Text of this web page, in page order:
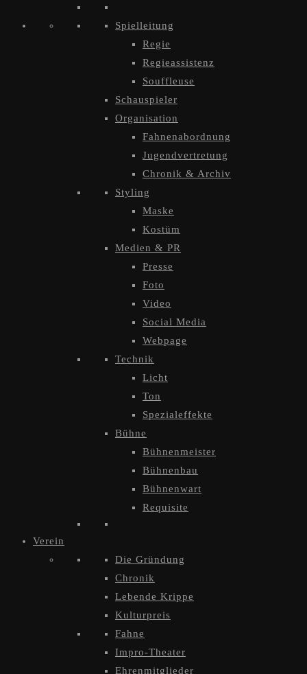
Spielleitung
Regie
Regieassistenz
Souffleuse
Schauspieler
Organisation
Fahnenabordnung
Jugendvertretung
Chronik & Archiv
Styling
Maske
Kostüm
Medien & PR
Presse
Foto
Video
Social Media
Webpage
Technik
Licht
Ton
Spezialeffekte
Bühne
Bühnenmeister
Bühnenbau
Bühnenwart
Requisite
Verein
Die Gründung
Chronik
Lebende Krippe
Kulturpreis
Fahne
Impro-Theater
Ehrenmitglieder